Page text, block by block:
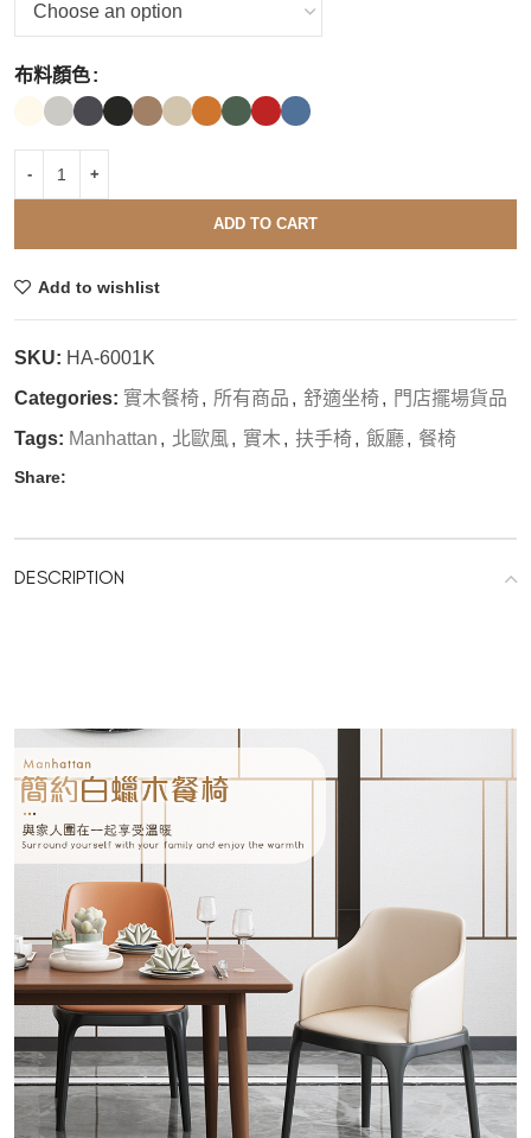
布料顏色
ADD TO CART
Add to wishlist
SKU: HA-6001K
Categories: 實木餐椅, 所有商品 , 舒適坐椅, 門店擺場貨品
Tags: Manhattan , 北歐風 , 實木 , 扶手椅, 飯廳, 餐椅
Share:
DESCRIPTION